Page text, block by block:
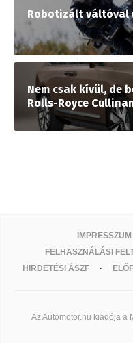
Robotizált váltóval
Nem csak kívül, de
Rolls-Royce
IMPRESSZUM
FELHASZNÁLÁSI
HIRDETÉSI ÁSZF
Az Automotor.hu kiadója a